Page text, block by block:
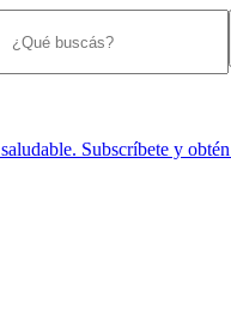
Subscríbete y